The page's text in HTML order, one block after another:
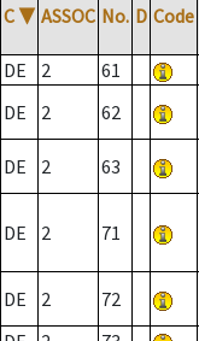
C ▼ ASSOC No. D Code
DE 2 61
DE
2 62
DE 2 63
DE 2 71
DE 2 72